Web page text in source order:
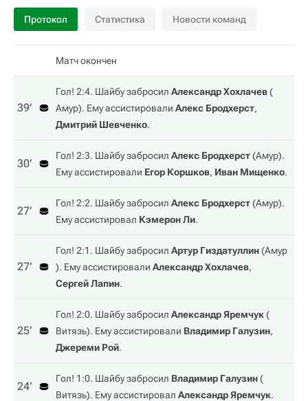
Протокол Статистика Новости команд
Матч окончен
39‎’‎
Гол! 2:4. Шайбу забросил Александр Хохлачев(
Амур). Ему ассистировали Алекс Бродхерст,
Дмитрий Шевченко.
30‎’‎
Гол! 2:3. Шайбу забросил Алекс Бродхерст(Амур).
Ему ассистировали Егор Коршков, Иван Мищенко.
27‎’‎
Гол! 2:2. Шайбу забросил Алекс Бродхерст(Амур).
Ему ассистировал Кэмерон Ли.
27‎’‎
Гол! 2:1. Шайбу забросил Артур Гиздатуллин(Амур
). Ему ассистировали Александр Хохлачев,
Сергей Лапин.
25‎’‎
Гол! 2:0. Шайбу забросил Александр Яремчук(
Витязь). Ему ассистировали Владимир Галузин,
Джереми Рой.
24‎’‎
Гол! 1:0. Шайбу забросил Владимир Галузин(
Витязь). Ему ассистировал Александр Яремчук.